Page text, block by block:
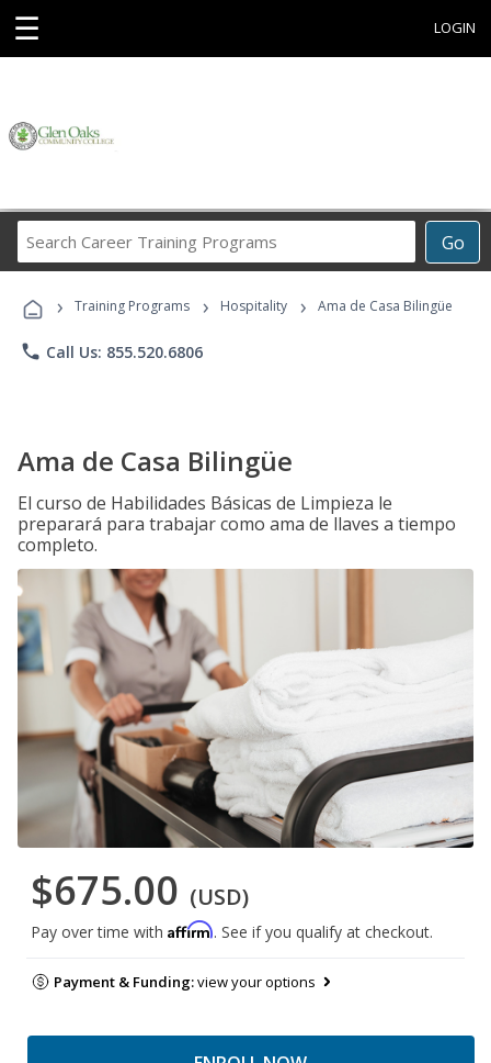
☰ LOGIN
Go
Career
Programs
› Training Programs › Hospitality › Ama de Casa Bilingüe
phone Call Us: 855.520.6806
Ama de Casa Bilingüe
El curso de Habilidades Básicas de Limpieza le
preparará para trabajar como ama de llaves a tiempo
completo.
$675.00 (USD)
Pay over time with Affirm. See if you qualify at checkout.
Payment & Funding:view your options